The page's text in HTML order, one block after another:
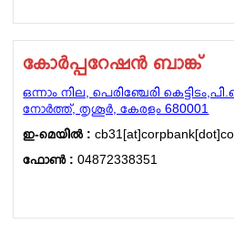
കോർപ്പറേഷൻ ബാങ്ക്
ഒന്നാം നില, പെരിഞ്ചേരി
നോർത്ത്, തൃശൂർ, കേരളം 680001
ഇ-മെയില്‍ :
ഫോണ്‍ : 04872338351